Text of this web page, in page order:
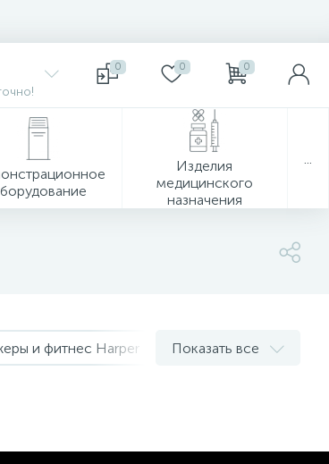
0 0 0
Изделия
медицинского
назначения
и фитнес Harper Тренажеры и фитнес
Показать все